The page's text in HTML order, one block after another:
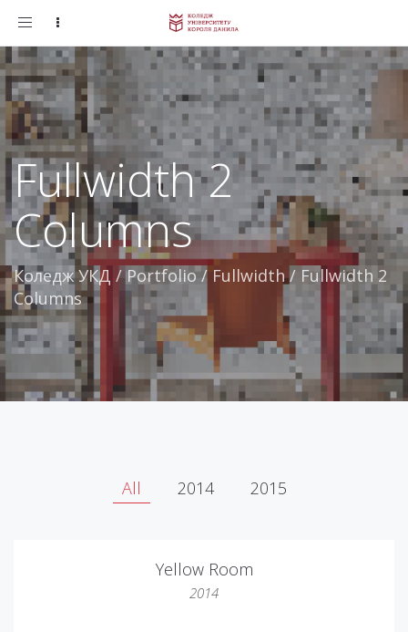
Toggle
Fullwidth 2
Columns
Коледж УКД / Portfolio/ Fullwidth/ Fullwidth 2
Columns
All 2014 2015
Yellow Room
2014